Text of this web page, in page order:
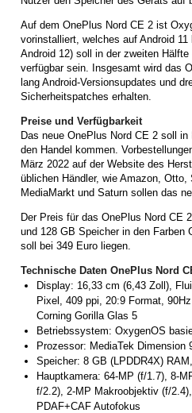
Auf dem OnePlus Nord CE 2 ist
vorinstalliert, welches auf Android
Android 12) soll in der zweiten
verfügbar sein. Insgesamt wird das
lang Android-Versionsupdates und
Sicherheitspatches erhalten.
Preise und Verfügbarkeit
Das neue OnePlus Nord CE 2 soll
den Handel kommen.
März 2022 auf der Website des
üblichen Händler, wie Amazon, Otto,
MediaMarkt und Saturn sollen das
Der Preis für das OnePlus Nord CE
und 128 GB Speicher in den Farben
soll bei 349 Euro liegen.
Technische Daten OnePlus Nord
Display: 16,33 cm (6,43 Zoll),
Pixel, 409 ppi, 20:9 Format,
Corning Gorilla Glas 5
Betriebssystem: OxygenOS
Prozessor: MediaTek Dimension
Speicher: 8 GB (LPDDR4X)
Hauptkamera: 64-MP (f/1.7), 8-
f/2.2), 2-MP Makroobjektiv (f/
PDAF+CAF Autofokus